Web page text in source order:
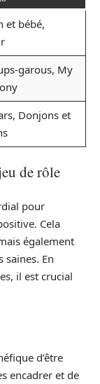
et bébé,
garous, My
Donjons et
de rôle
pour
Cela
également
saines. En
il est crucial
d’être
encadrer et de